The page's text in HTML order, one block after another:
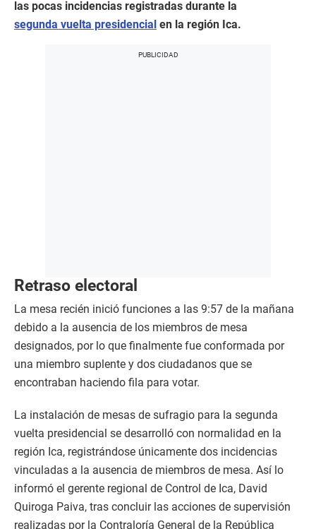
las pocas incidencias registradas durante la
segunda vuelta presidencial en la región Ica.
Retraso electoral
La mesa recién inició funciones a las 9:57 de la mañana
debido a la ausencia de los miembros de mesa
designados, por lo que finalmente fue conformada por
una miembro suplente y dos ciudadanos que se
encontraban haciendo fila para votar.
La instalación de mesas de sufragio para la segunda
vuelta presidencial se desarrolló con normalidad en la
región Ica, registrándose únicamente dos incidencias
vinculadas a la ausencia de miembros de mesa. Así lo
informó el gerente regional de Control de Ica, David
Quiroga Paiva, tras concluir las acciones de supervisión
realizadas por la Contraloría General de la República